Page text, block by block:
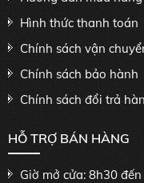
Hình thức thanh toán
Chính sách vận
Chính sách bảo hành
Chính sách đổi trả
HỖ TRỢ BÁN HÀNG
Giờ mở cửa: 8h30